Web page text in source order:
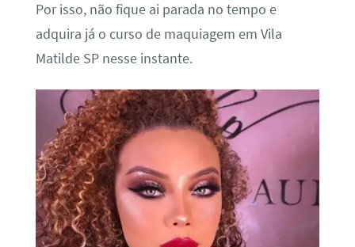
Por isso, não fique ai parada no tempo e
adquira já o curso de maquiagem em Vila
Matilde SP nesse instante.